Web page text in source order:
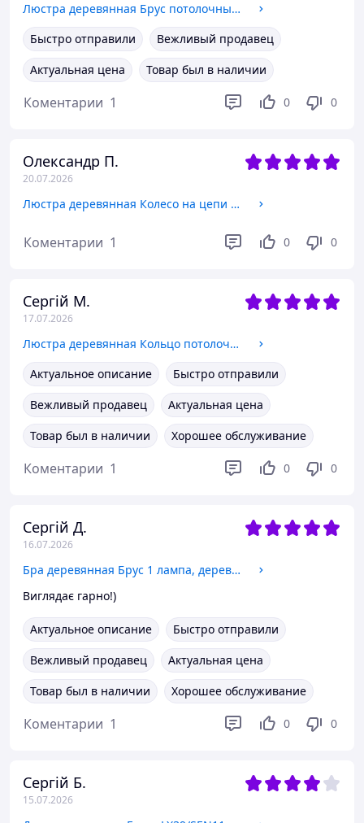
Люстра деревянная Брус потолочный 2 лампы, дерево состаренное, шпагат, D-42см, ФС 012
Быстро отправили
Вежливый продавец
Актуальная цена
Товар был в наличии
Коментарии 1 0 0
Олександр П.
20.07.2026
Люстра деревянная Колесо на цепи 10 ламп, дерево венге, металл патина бронза, D-82см, ФС 071
Коментарии 1 0 0
Сергій М.
17.07.2026
Люстра деревянная Кольцо потолочное 6 ламп, дерево состаренное, шпагат, D-72см, ФС 004
Актуальное описание
Быстро отправили
Вежливый продавец
Актуальная цена
Товар был в наличии
Хорошее обслуживание
Коментарии 1 0 0
Сергій Д.
16.07.2026
Бра деревянная Брус 1 лампа, дерево состаренное, D-16см, ФС 087
Виглядає гарно!)
Актуальное описание
Быстро отправили
Вежливый продавец
Актуальная цена
Товар был в наличии
Хорошее обслуживание
Коментарии 1 0 0
Сергій Б.
15.07.2026